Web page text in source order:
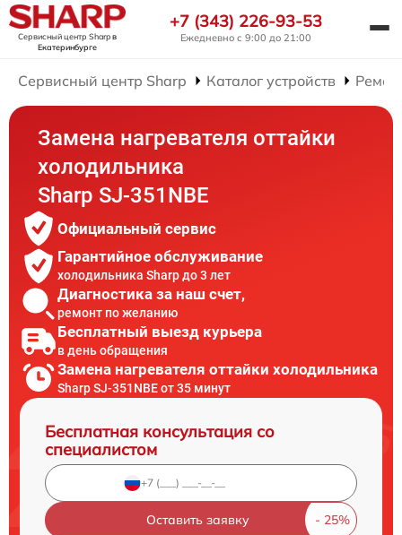
Сервисный центр Sharpв
Екатеринбурге
+7 (343) 226-93-53
Ежедневно с 9:00 до 21:00
Сервисный центр Sharp Каталог устройств
Замена нагревателя оттайки
холодильника
Sharp SJ-351NBE
Официальный сервис
Гарантийное обслуживание
холодильника Sharp до 3 лет
Диагностика за наш счет,
ремонт по желанию
Бесплатный выезд курьера
в день обращения
Замена нагревателя оттайки холодильника
Sharp SJ-351NBE от 35 минут
Бесплатная консультация со
специалистом
Оставить заявку